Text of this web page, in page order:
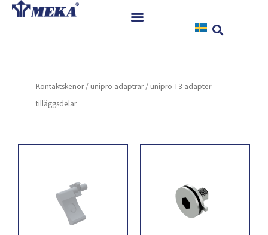
Hoppa
Referenser
Kontaktskenor/ unipro adaptrar/ unipro T3 adapter
tilläggsdelar